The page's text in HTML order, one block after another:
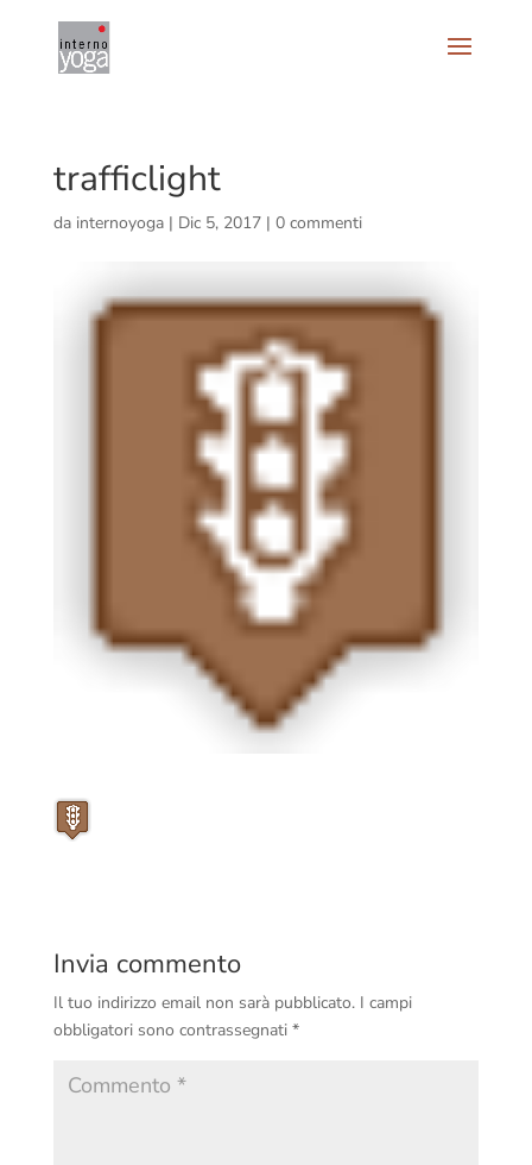
trafficlight
da internoyoga| Dic 5, 2017| 0 commenti
Invia commento
Il tuo indirizzo email non sarà pubblicato. I campi
obbligatori sono contrassegnati *